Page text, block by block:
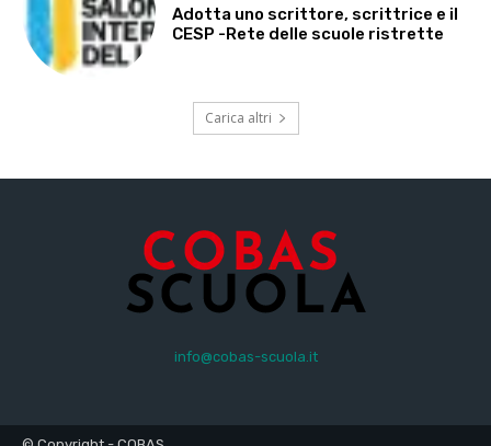
Adotta uno scrittore, scrittrice e il
CESP -Rete delle scuole ristrette
Carica altri
info@cobas-scuola.it